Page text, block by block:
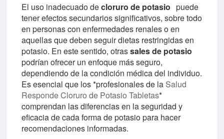
El uso inadecuado decloruro de potasio puede
tener efectos secundarios significativos, sobre todo
en personas con enfermedades renales o en
aquellas que deben seguir dietas restringidas en
potasio. En este sentido, otrassales de potasio
podrían ofrecer un enfoque más seguro,
dependiendo de la condición médica del individuo.
Es esencial que los *profesionales de la Salud
Responde Cloruro de Potasio Tabletas*
comprendan las diferencias en la seguridad y
eficacia de cada forma de potasio para hacer
recomendaciones informadas.